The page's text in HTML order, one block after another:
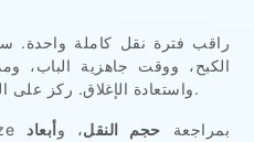
راقب فترة نقل كاملة واحدة.
الكبح، ووقت جاهزية الباب،
واستعادة الإغلاق. ركز على اللحظات التي تتوقف فيها الحركة.
يقوم نظام التبريد Freezewize بمراجعة حجم النقل، وأبعاد